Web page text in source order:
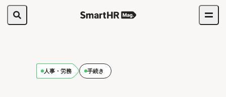
人事・労務 手続き